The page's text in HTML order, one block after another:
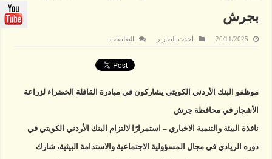
بجرش
20/11/2025 أحدث التقارير التعليقات
الأردني
الكويتي
القافلة
بجرش
مغلقة
موظفو البنك الأردني الكويتي يشاركون في مبادرة القافلة الخضراء لزراعة
الأشجار في محافظة جرش
نافذة البيئة والتنمية الاخباري – استمرارًا لالتزام البنك الأردني الكويتي في
دوره الريادي في مجال المسؤولية الاجتماعية والاستدامة البيئية، شارك